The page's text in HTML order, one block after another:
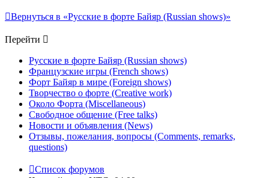
Вернуться в «Русские в форте Байяр (Russian shows)»
Перейти
Русские в форте Байяр (Russian shows)
Французские игры (French shows)
Форт Байяр в мире (Foreign shows)
Творчество о форте (Creative work)
Около Форта (Miscellaneous)
Свободное общение (Free talks)
Новости и объявления (News)
Отзывы, пожелания, вопросы (Comments, remarks,
questions)
Список форумов